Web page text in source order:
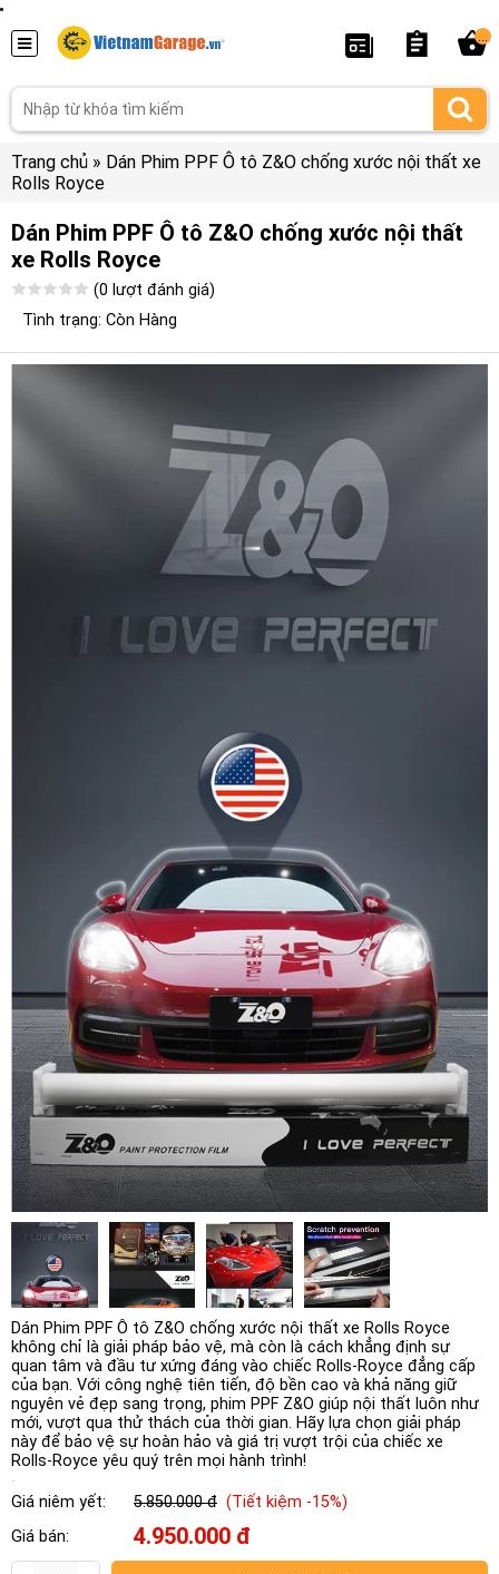
Trang chủ » Dán Phim PPF Ô tô Z&O chống xước nội thất xe
Rolls Royce
Dán Phim PPF Ô tô Z&O chống xước nội thất
xe Rolls Royce
(0 lượt đánh giá)
Tình trạng: Còn Hàng
Dán Phim PPF Ô tô Z&O chống xước nội thất xe Rolls Royce
không chỉ là giải pháp bảo vệ, mà còn là cách khẳng định sự
quan tâm và đầu tư xứng đáng vào chiếc Rolls-Royce đẳng cấp
của bạn. Với công nghệ tiên tiến, độ bền cao và khả năng giữ
nguyên vẻ đẹp sang trọng, phim PPF Z&O giúp nội thất luôn như
mới, vượt qua thử thách của thời gian. Hãy lựa chọn giải pháp
này để bảo vệ sự hoàn hảo và giá trị vượt trội của chiếc xe
Rolls-Royce yêu quý trên mọi hành trình!
Giá niêm yết: 5.850.000 đ (Tiết kiệm -15%)
Giá bán:
4.950.000 đ